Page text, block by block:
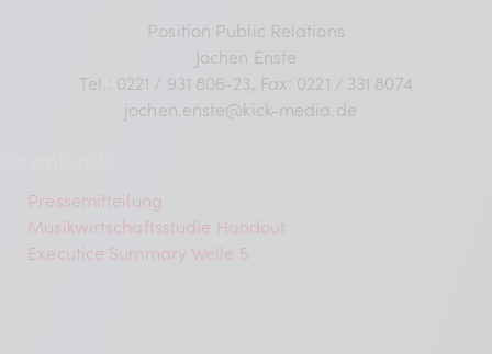
Position Public Relations
Jochen Enste
Tel.: 0221 / 931 806-23, Fax: 0221 / 331 8074
jochen.enste@kick-media.de
Pressemitteilung
Musikwirtschaftsstudie Handout
Executice Summary Welle 5